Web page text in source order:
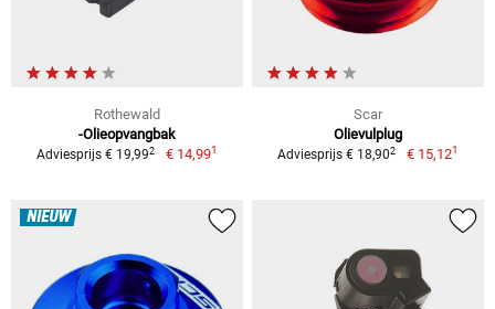
Rothewald
-Olieopvangbak
Adviesprijs € 19,992 € 14,991
Scar
Olievulplug
Adviesprijs € 18,902 € 15,121
NIEUW